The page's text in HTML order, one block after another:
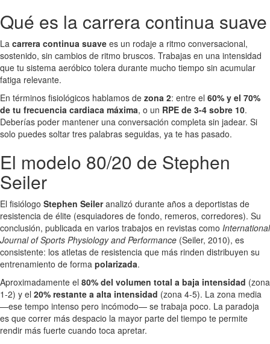
Qué es la carrera continua suave
La carrera continua suave es un rodaje a ritmo conversacional,
sostenido, sin cambios de ritmo bruscos. Trabajas en una intensidad
que tu sistema aeróbico tolera durante mucho tiempo sin acumular
fatiga relevante.
En términos fisiológicos hablamos de zona 2: entre el 60% y el 70%
de tu frecuencia cardiaca máxima, o un RPE de 3-4 sobre 10.
Deberías poder mantener una conversación completa sin jadear. Si
solo puedes soltar tres palabras seguidas, ya te has pasado.
El modelo 80/20 de Stephen
Seiler
El fisiólogo Stephen Seileranalizó durante años a deportistas de
resistencia de élite (esquiadores de fondo, remeros, corredores). Su
conclusión, publicada en varios trabajos en revistas como International
Journal of Sports Physiology and Performance (Seiler, 2010), es
consistente: los atletas de resistencia que más rinden distribuyen su
entrenamiento de forma polarizada.
Aproximadamente el 80% del volumen total a baja intensidad (zona
1-2) y el 20% restante a alta intensidad (zona 4-5). La zona media
—ese tempo intenso pero incómodo— se trabaja poco. La paradoja
es que correr más despacio la mayor parte del tiempo te permite
rendir más fuerte cuando toca apretar.